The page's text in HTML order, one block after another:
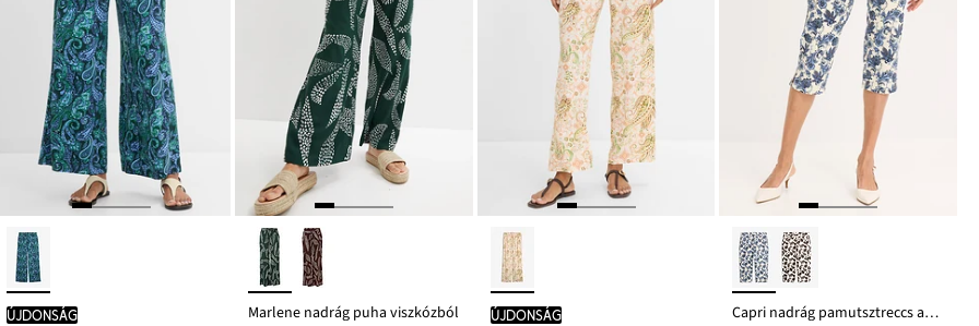
újdonság Marlene nadrág puha viszkózból újdonság Capri nadrág pamutsztreccs anyagból